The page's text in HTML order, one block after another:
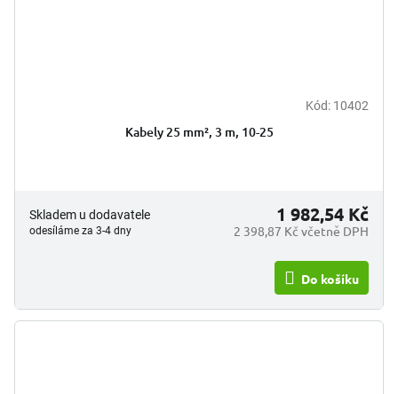
Kód: 10402
Kabely 25 mm², 3 m, 10-25
Skladem u dodavatele
odesíláme za 3-4 dny 2 398,87 Kč včetně DPH
1 982,54 Kč
Do košíku